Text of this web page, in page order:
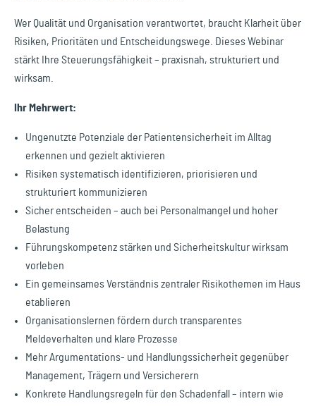
Wer Qualität und Organisation verantwortet, braucht Klarheit über
Risiken, Prioritäten und Entscheidungswege. Dieses Webinar
stärkt Ihre Steuerungsfähigkeit – praxisnah, strukturiert und
wirksam.
Ihr Mehrwert:
Ungenutzte Potenziale der Patientensicherheit im Alltag
erkennen und gezielt aktivieren
Risiken systematisch identifizieren, priorisieren und
strukturiert kommunizieren
Sicher entscheiden – auch bei Personalmangel und hoher
Belastung
Führungskompetenz stärken und Sicherheitskultur wirksam
vorleben
Ein gemeinsames Verständnis zentraler Risikothemen im Haus
etablieren
Organisationslernen fördern durch transparentes
Meldeverhalten und klare Prozesse
Mehr Argumentations- und Handlungssicherheit gegenüber
Management, Trägern und Versicherern
Konkrete Handlungsregeln für den Schadenfall – intern wie